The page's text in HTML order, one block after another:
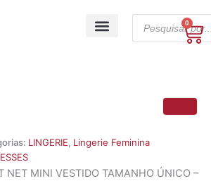
search
0
LINGERIE, Lingerie Feminina
NET MINI VESTIDO TAMANHO ÚNICO –